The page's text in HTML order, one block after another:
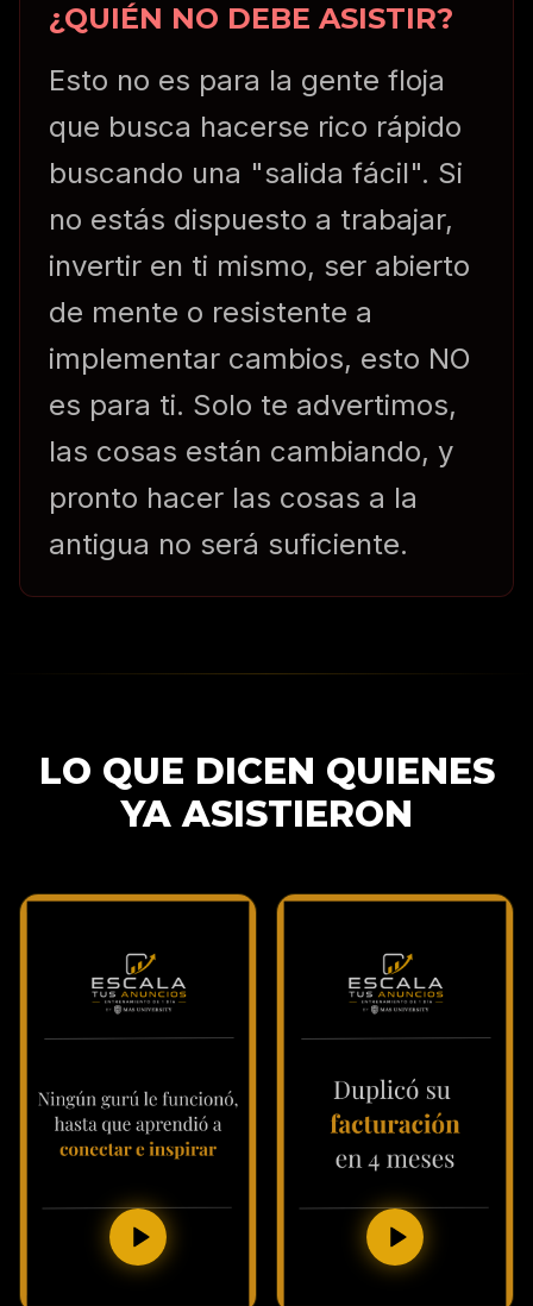
¿QUIÉN NO DEBE ASISTIR?
Esto no es para la gente floja
que busca hacerse rico rápido
buscando una "salida fácil". Si
no estás dispuesto a trabajar,
invertir en ti mismo, ser abierto
de mente o resistente a
implementar cambios, esto NO
es para ti. Solo te advertimos,
las cosas están cambiando, y
pronto hacer las cosas a la
antigua no será suficiente.
LO QUE DICEN QUIENES
YA ASISTIERON